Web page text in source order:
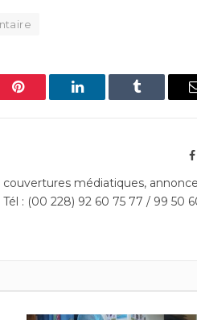
Pinterest LinkedIn Tumblr
médiatiques,
: (00 228) 92 60 75 77 / 99 50